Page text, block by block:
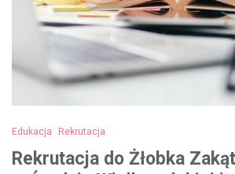
Edukacja Rekrutacja
Rekrutacja do Żłobka